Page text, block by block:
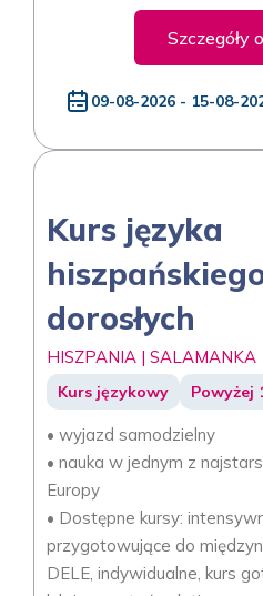
Szczegóły
09-08-2026 - 15-08-
Kurs języka
dorosłych
HISZPANIA | SALAMANKA
Kurs językowy Powyżej
• wyjazd samodzielny
• nauka w jednym z
Europy
• Dostępne kursy:
przygotowujące do
DELE, indywidualne, kurs